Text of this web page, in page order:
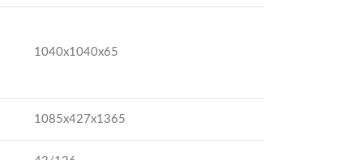
1040х1040х65
1085х427х1365